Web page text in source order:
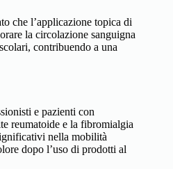
che l’applicazione topica di
la circolazione sanguigna
contribuendo a una
e pazienti con
reumatoide e la fibromialgia
nella mobilità
dopo l’uso di prodotti al